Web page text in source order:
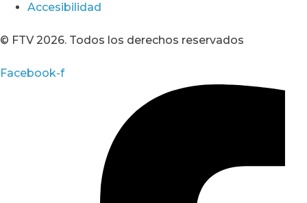
Accesibilidad
© FTV 2026. Todos los derechos reservados
Facebook-f